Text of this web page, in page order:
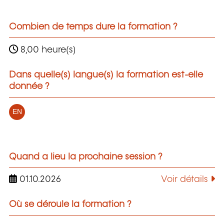
Combien de temps dure la formation ?
8,00 heure(s)
Dans quelle(s) langue(s) la formation est-elle
donnée ?
EN
Quand a lieu la prochaine session ?
01.10.2026 Voir détails
Où se déroule la formation ?